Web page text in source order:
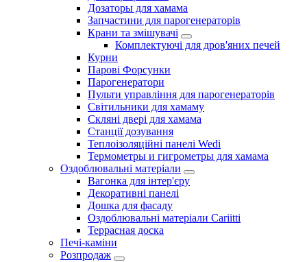
Дозаторы для хамама
Запчастини для парогенераторів
Крани та змішувачі
Комплектуючі для дров'яних печей
Курни
Парові Форсунки
Парогенератори
Пульти управління для парогенераторів
Світильники для хамаму
Скляні двері для хамама
Станції дозування
Теплоізоляційні панелі Wedi
Термометры и гигрометры для хамама
Оздоблювальні матеріали
Вагонка для інтер'єру
Декоративні панелі
Дошка для фасаду
Оздоблювальні матеріали Cariitti
Террасная доска
Печі-каміни
Розпродаж